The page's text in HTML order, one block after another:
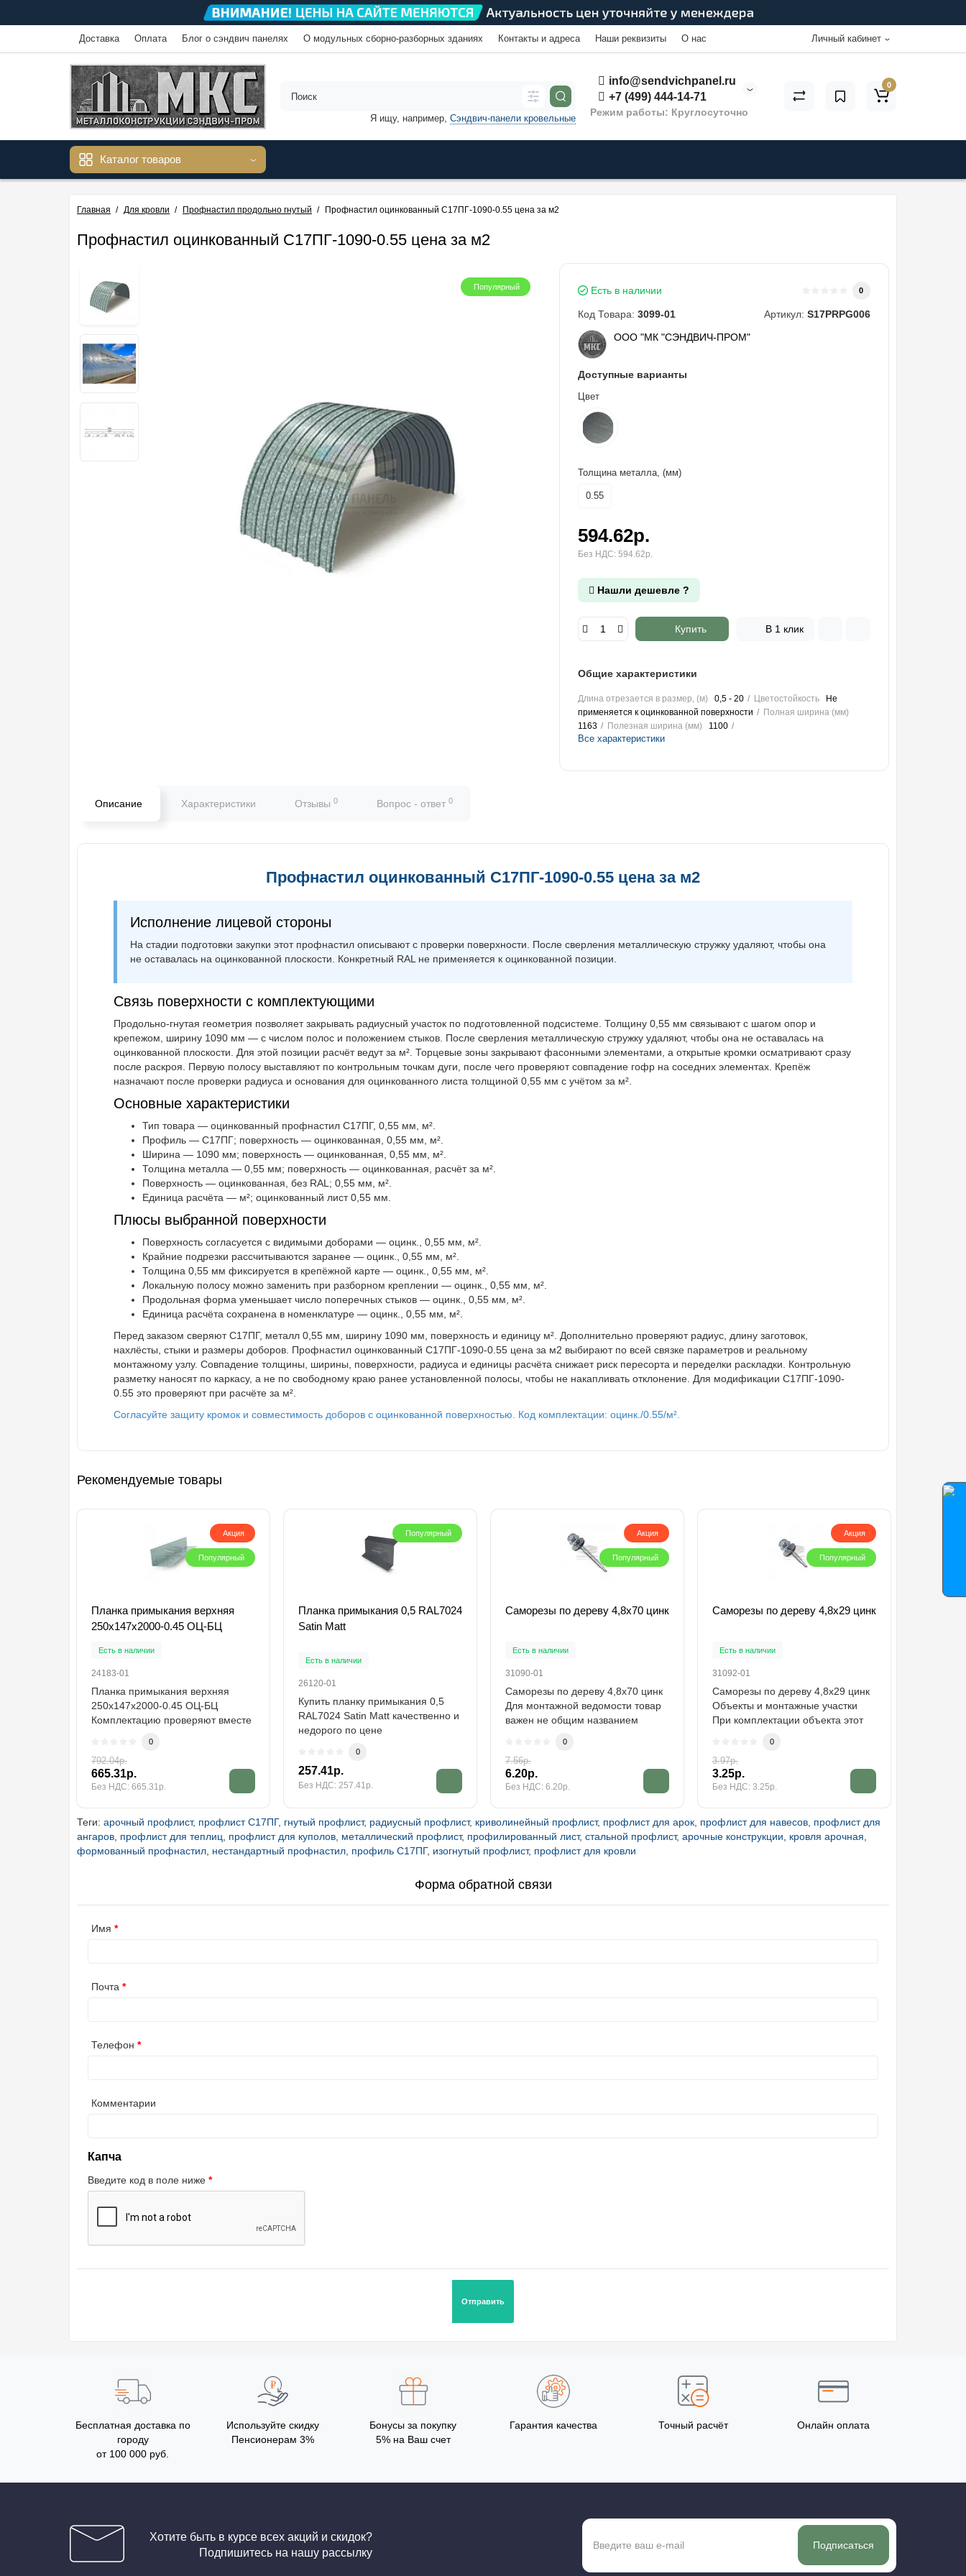
Доставка Оплата Блог о сэндвич панелях О модульных сборно-разборных зданиях Контакты и адреса Наши реквизиты О нас Личный кабинет
info@sendvichpanel.ru
+7 (499) 444-14-71
Режим работы: Круглосуточно
Я ищу, например, Сэндвич-панели кровельные
0
Каталог товаров
Главная Для кровли Профнастил продольно гнутый Профнастил оцинкованный С17ПГ-1090-0.55 цена за м2
Профнастил оцинкованный С17ПГ-1090-0.55 цена за м2
Популярный Есть в наличии 0
Код Товара: 3099-01 Артикул: S17PRPG006
ООО "МК "СЭНДВИЧ-ПРОМ"
Доступные варианты
Цвет
Толщина металла, (мм)
0.55
594.62р.
Без НДС: 594.62р.
Нашли дешевле ?
Купить В 1 клик
Общие характеристики
Длина отрезается в размер, (м) 0,5 - 20 Цветостойкость
Не
применяется к оцинкованной поверхности
Полная ширина (мм)
1163
Полезная ширина (мм) 1100
Все характеристики
Описание Характеристики Отзывы 0 Вопрос - ответ 0
Профнастил оцинкованный С17ПГ-1090-0.55 цена за м2
Исполнение лицевой стороны
На стадии подготовки закупки этот профнастил описывают с проверки поверхности. После сверления металлическую стружку удаляют, чтобы она
не оставалась на оцинкованной плоскости. Конкретный RAL не применяется к оцинкованной позиции.
Связь поверхности с комплектующими
Продольно-гнутая геометрия позволяет закрывать радиусный участок по подготовленной подсистеме. Толщину 0,55 мм связывают с шагом опор и
крепежом, ширину 1090 мм — с числом полос и положением стыков. После сверления металлическую стружку удаляют, чтобы она не оставалась на
оцинкованной плоскости. Для этой позиции расчёт ведут за м². Торцевые зоны закрывают фасонными элементами, а открытые кромки осматривают сразу
после раскроя. Первую полосу выставляют по контрольным точкам дуги, после чего проверяют совпадение гофр на соседних элементах. Крепёж
назначают после проверки радиуса и основания для оцинкованного листа толщиной 0,55 мм с учётом за м².
Основные характеристики
Тип товара — оцинкованный профнастил С17ПГ, 0,55 мм, м².
Профиль — С17ПГ; поверхность — оцинкованная, 0,55 мм, м².
Ширина — 1090 мм; поверхность — оцинкованная, 0,55 мм, м².
Толщина металла — 0,55 мм; поверхность — оцинкованная, расчёт за м².
Поверхность — оцинкованная, без RAL; 0,55 мм, м².
Единица расчёта — м²; оцинкованный лист 0,55 мм.
Плюсы выбранной поверхности
Поверхность согласуется с видимыми доборами — оцинк., 0,55 мм, м².
Крайние подрезки рассчитываются заранее — оцинк., 0,55 мм, м².
Толщина 0,55 мм фиксируется в крепёжной карте — оцинк., 0,55 мм, м².
Локальную полосу можно заменить при разборном креплении — оцинк., 0,55 мм, м².
Продольная форма уменьшает число поперечных стыков — оцинк., 0,55 мм, м².
Единица расчёта сохранена в номенклатуре — оцинк., 0,55 мм, м².
Перед заказом сверяют С17ПГ, металл 0,55 мм, ширину 1090 мм, поверхность и единицу м². Дополнительно проверяют радиус, длину заготовок,
нахлёсты, стыки и размеры доборов. Профнастил оцинкованный С17ПГ-1090-0.55 цена за м2 выбирают по всей связке параметров и реальному
монтажному узлу. Совпадение толщины, ширины, поверхности, радиуса и единицы расчёта снижает риск пересорта и переделки раскладки. Контрольную
разметку наносят по каркасу, а не по свободному краю ранее установленной полосы, чтобы не накапливать отклонение. Для модификации С17ПГ-1090-
0.55 это проверяют при расчёте за м².
Согласуйте защиту кромок и совместимость доборов с оцинкованной поверхностью. Код комплектации: оцинк./0.55/м².
Рекомендуемые товары
Акция
Популярный
Планка примыкания верхняя
250х147х2000-0.45 ОЦ-БЦ
Есть в наличии
24183-01
Планка примыкания верхняя
250х147х2000-0.45 ОЦ-БЦ
Комплектацию проверяют вместе
0
792.04р.
665.31р.
Без НДС: 665.31р.
Популярный
Планка примыкания 0,5 RAL7024
Satin Matt
Есть в наличии
26120-01
Купить планку примыкания 0,5
RAL7024 Satin Matt качественно и
недорого по цене
0
257.41р.
Без НДС: 257.41р.
Акция
Популярный
Саморезы по дереву 4,8х70 цинк
Есть в наличии
31090-01
Саморезы по дереву 4,8х70 цинк
Для монтажной ведомости товар
важен не общим названием
0
7.56р.
6.20р.
Без НДС: 6.20р.
Акция
Популярный
Саморезы по дереву 4,8х29 цинк
Есть в наличии
31092-01
Саморезы по дереву 4,8х29 цинк
Объекты и монтажные участки
При комплектации объекта этот
0
3.97р.
3.25р.
Без НДС: 3.25р.
Теги: арочный профлист, профлист С17ПГ, гнутый профлист, радиусный профлист, криволинейный профлист, профлист для арок профлист для навесов профлист для
ангаров профлист для теплиц профлист для куполов металлический профлист, профилированный лист, стальной профлист, арочные конструкции кровля арочная
формованный профнастил нестандартный профнастил профиль С17ПГ, изогнутый профлист, профлист для кровли
Форма обратной связи
Имя
Почта
Телефон
Комментарии
Капча
Введите код в поле ниже
Бесплатная доставка по
городу
от 100 000 руб.
Используйте скидку
Пенсионерам 3%
Бонусы за покупку
5% на Ваш счет
Гарантия качества Точный расчёт Онлайн оплата
Хотите быть в курсе всех акций и скидок?
Подпишитесь на нашу рассылку
Подписаться